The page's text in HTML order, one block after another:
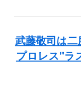
武藤敬司は
プロレス"ラ